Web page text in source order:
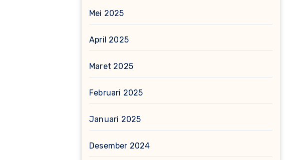
Mei 2025
April 2025
Maret 2025
Februari 2025
Januari 2025
Desember 2024